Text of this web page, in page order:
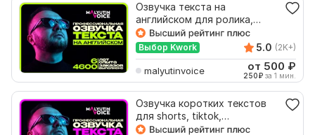
Озвучка текста на
английском для ролика,
рекламы, видео, игры
Выбор Kwork 5.0 (2K+)
malyutinvoice от 500 ₽
250₽ за 1 мин.
Озвучка коротких текстов
для shorts, tiktok,
рекламного ролика, IVR